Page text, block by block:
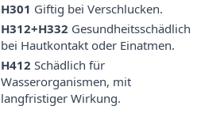
H301 Giftig bei Verschlucken.
H312+H332 Gesundheitsschädlich
bei Hautkontakt oder Einatmen.
H412 Schädlich für
Wasserorganismen, mit
langfristiger Wirkung.